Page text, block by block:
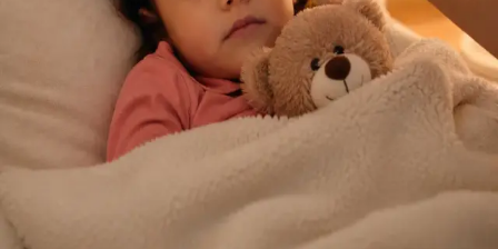
Medic pediatru specialist — evaluare pediatrică
complexă online
Aveți nevoie de o opinie pediatrică de specialitate sau de o
evaluare mai detaliată pentru o problemă de sănătate a
video pentru cazuri care necesită analiză clinică aprofundată.